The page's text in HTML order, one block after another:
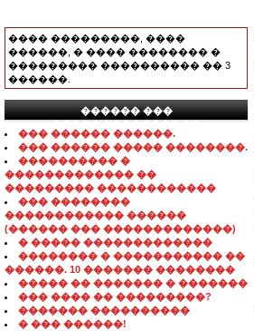
���� ���������, ����
������, � ���� �������� �
��������� ���������� �� 3
������.
������ ���
���������������
��� ������ ������.
��� ������ ����� ��������.
���������� �
������������� ��
��������� ������������
��� ��������
������������ ������
(������ ��� �������������)
� ����� �������������
�������� � ����������� ��
������. 10 ������� ��������
����� �� ������� � �������
��� ���� �� ���������?
������� ����������
� ��� ������!